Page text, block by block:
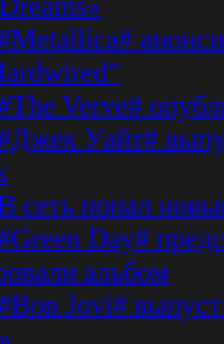
Verve#
Уайт#
сеть попал
Day#
альбом
Jovi#